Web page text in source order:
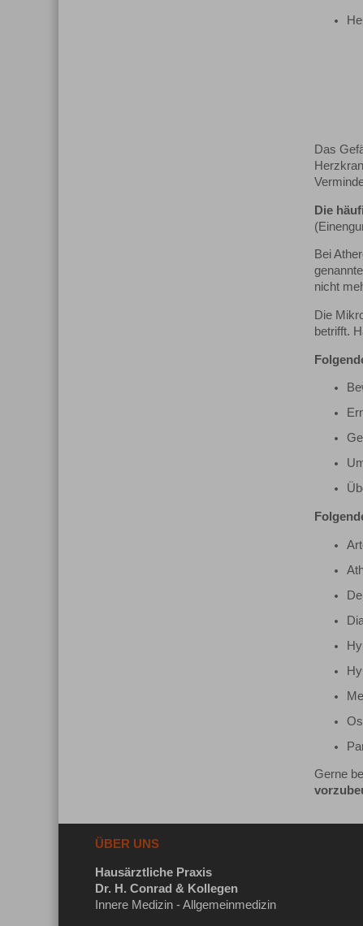
Das
Die
Bei
nicht
Die
betrifft.
Gerne
ÜBER UNS
Hausärztliche Praxis
Dr. H. Conrad & Kollegen
Innere Medizin - Allgemeinmedizin